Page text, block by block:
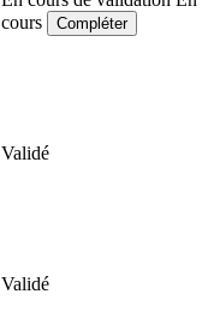
cours
Compléter
Validé
Validé